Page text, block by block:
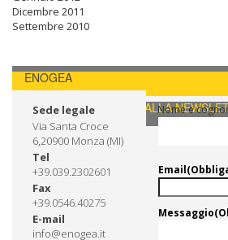
Dicembre 2011
Settembre 2010
ENOGEA
CONTATTI / ISCRIVITI ALLA
Sede legale
Via Santa Croce
6,20900 Monza (MI)
Tel
+39.039.2302601
Fax
+39.0546.40275
E-mail
info@enogea.it
Nome e
Email
Messaggio